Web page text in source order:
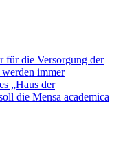
für die Versorgung der
immer
„Haus der
die Mensa academica